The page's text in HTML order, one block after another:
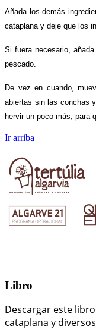
Añada los demás
cataplana y deje que los
Si fuera necesario,
pescado.
De vez en cuando,
abiertas sin las conchas
hervir un poco más, para
Ir arriba
Libro
Descargar este
cataplana y